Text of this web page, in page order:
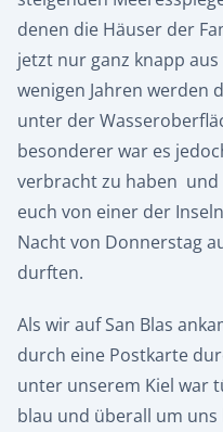
denen die Häuser der
jetzt nur ganz knapp
wenigen Jahren werden
unter der
besonderer war es
verbracht zu haben und
euch von einer der
Nacht von Donnerstag
durften.
Als wir auf San Blas
durch eine Postkarte
unter unserem Kiel war
blau und überall um